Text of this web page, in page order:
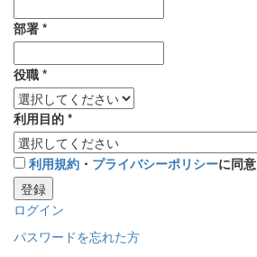
部署 *
役職 *
利用目的 *
利用規約 ・ プライバシーポリシーに同意
登録
ログイン
パスワードを忘れた方